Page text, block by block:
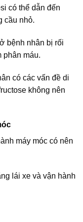
có thể dẫn đến
cầu nhỏ.
bệnh nhân bị rối
phân máu.
có các vấn đề di
không nên
máy móc có nên
lái xe và vận hành